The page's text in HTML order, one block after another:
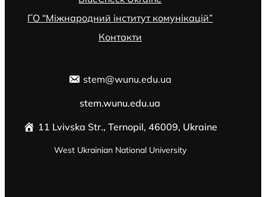
ГО “Міжнародний інститут комунікацій”
Контакти
stem@wunu.edu.ua
stem.wunu.edu.ua
11 Lvivska Str., Ternopil, 46009, Ukraine
West Ukrainian National University